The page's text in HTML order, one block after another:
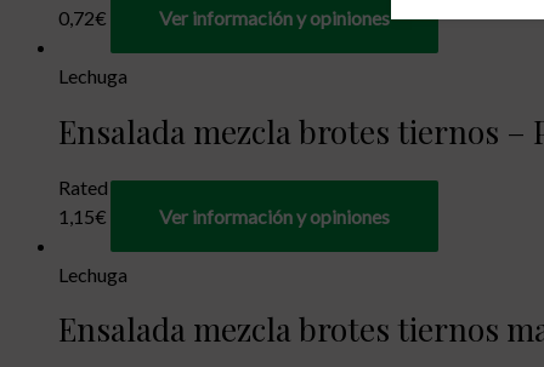
0,72€ Ver información y opiniones
Lechuga
Ensalada mezcla brotes tiernos –
Rated0out of 5
1,15€ Ver información y opiniones
Lechuga
Ensalada mezcla brotes tiernos